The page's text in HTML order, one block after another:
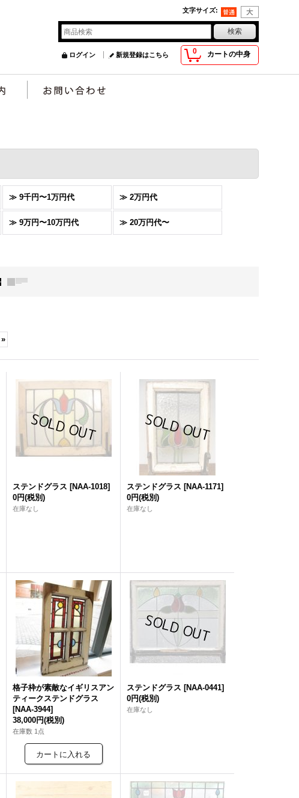
文字サイズ:
0 カートの中身
ログイン 新規登録はこちら
≫ 9千円〜1万円代 ≫ 2万円代
≫ 9万円〜10万円代 ≫ 20万円代〜
»
ステンドグラス [NAA-1018]
0円(税別)
在庫なし
ステンドグラス [NAA-1171]
0円(税別)
在庫なし
格子枠が素敵なイギリスアン
ティークステンドグラス
[NAA-3944]
38,000円(税別)
在庫数 1点
ステンドグラス [NAA-0441]
0円(税別)
在庫なし